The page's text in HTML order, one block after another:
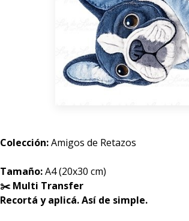
Colección:Amigos de Retazos
Tamaño:A4 (20x30 cm)
✂️ Multi Transfer
Recortá y aplicá. Así de simple.